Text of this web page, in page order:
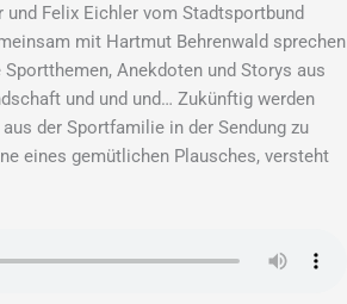
und Felix Eichler vom Stadtsportbund
mit Hartmut Behrenwald sprechen
Anekdoten und Storys aus
und und und… Zukünftig werden
der Sportfamilie in der Sendung zu
eines gemütlichen Plausches, versteht